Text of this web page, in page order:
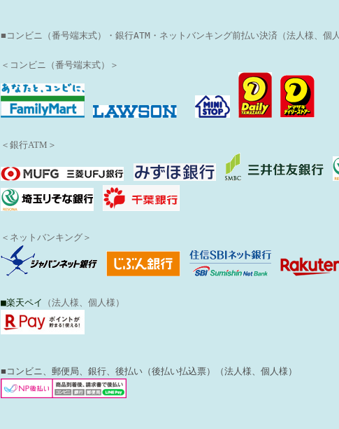
■ コンビニ（番号端末式）・銀行ATM・ネットバンキング前払い決済（法人様、個
＜コンビニ（番号端末式）＞
＜銀行ATM＞
＜ネットバンキング＞
■楽天ペイ （法人様、個人様）
■コンビニ、郵便局、銀行、後払い（後払い払込票）（法人様、個人様）